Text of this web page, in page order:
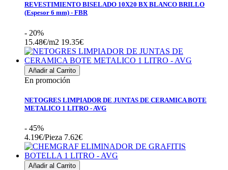
REVESTIMIENTO BISELADO 10X20 BX BLANCO BRILLO
(Espesor 6 mm) - FBR
- 20%
15.48€/m2 19.35€
Añadir al Carrito
En promoción
NETOGRES LIMPIADOR DE JUNTAS DE CERAMICA BOTE
METALICO 1 LITRO - AVG
- 45%
4.19€/Pieza 7.62€
Añadir al Carrito